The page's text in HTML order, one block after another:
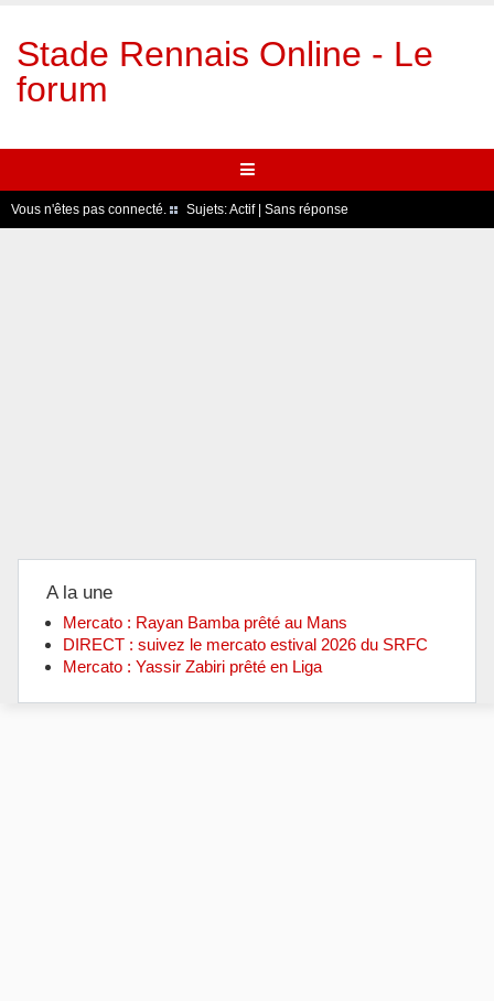
Stade Rennais Online - Le
forum
Vous n'êtes pas connecté. Sujets:Actif| Sans réponse
A la une
Mercato : Rayan Bamba prêté au Mans
DIRECT : suivez le mercato estival 2026 du SRFC
Mercato : Yassir Zabiri prêté en Liga